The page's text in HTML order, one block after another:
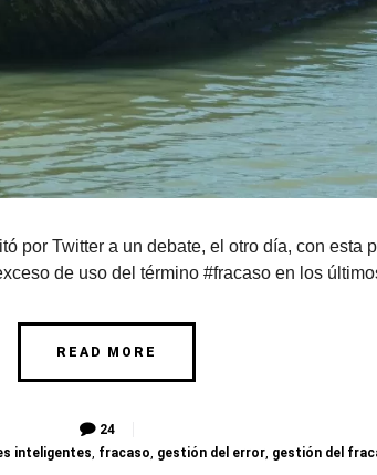
por Twitter a un debate, el otro día, con esta
de uso del término #fracaso en los
READ MORE
24
inteligentes, fracaso, gestión del error, gestión del